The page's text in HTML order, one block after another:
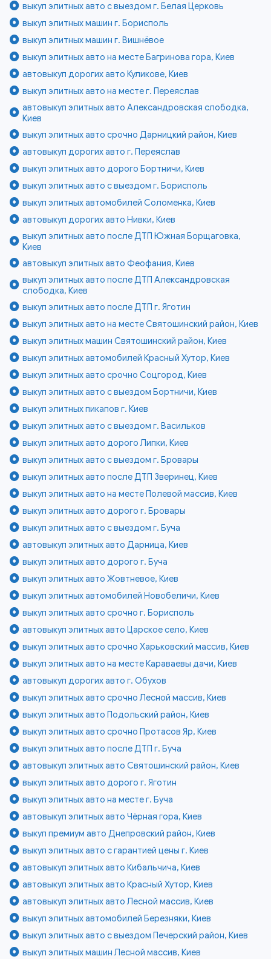
выкуп элитных авто с выездом г. Белая Церковь
выкуп элитных машин г. Борисполь
выкуп элитных машин г. Вишнёвое
выкуп элитных авто на месте Багринова гора, Киев
автовыкуп дорогих авто Куликове, Киев
выкуп элитных авто на месте г. Переяслав
автовыкуп элитных авто Александровская слободка,
Киев
выкуп элитных авто срочно Дарницкий район, Киев
автовыкуп дорогих авто г. Переяслав
выкуп элитных авто дорого Бортничи, Киев
выкуп элитных авто с выездом г. Борисполь
выкуп элитных автомобилей Соломенка, Киев
автовыкуп дорогих авто Нивки, Киев
выкуп элитных авто после ДТП Южная Борщаговка,
Киев
автовыкуп элитных авто Феофания, Киев
выкуп элитных авто после ДТП Александровская
слободка, Киев
выкуп элитных авто после ДТП г. Яготин
выкуп элитных авто на месте Святошинский район, Киев
выкуп элитных машин Святошинский район, Киев
выкуп элитных автомобилей Красный Хутор, Киев
выкуп элитных авто срочно Соцгород, Киев
выкуп элитных авто с выездом Бортничи, Киев
выкуп элитных пикапов г. Киев
выкуп элитных авто с выездом г. Васильков
выкуп элитных авто дорого Липки, Киев
выкуп элитных авто с выездом г. Бровары
выкуп элитных авто после ДТП Зверинец, Киев
выкуп элитных авто на месте Полевой массив, Киев
выкуп элитных авто дорого г. Бровары
выкуп элитных авто с выездом г. Буча
автовыкуп элитных авто Дарница, Киев
выкуп элитных авто дорого г. Буча
выкуп элитных авто Жовтневое, Киев
выкуп элитных автомобилей Новобеличи, Киев
выкуп элитных авто срочно г. Борисполь
автовыкуп элитных авто Царское село, Киев
выкуп элитных авто срочно Харьковский массив, Киев
выкуп элитных авто на месте Караваевы дачи, Киев
автовыкуп дорогих авто г. Обухов
выкуп элитных авто срочно Лесной массив, Киев
выкуп элитных авто Подольский район, Киев
выкуп элитных авто срочно Протасов Яр, Киев
выкуп элитных авто после ДТП г. Буча
автовыкуп элитных авто Святошинский район, Киев
выкуп элитных авто дорого г. Яготин
выкуп элитных авто на месте г. Буча
автовыкуп элитных авто Чёрная гора, Киев
выкуп премиум авто Днепровский район, Киев
выкуп элитных авто с гарантией цены г. Киев
автовыкуп элитных авто Кибальчича, Киев
автовыкуп элитных авто Красный Хутор, Киев
автовыкуп элитных авто Лесной массив, Киев
выкуп элитных автомобилей Березняки, Киев
выкуп элитных авто с выездом Печерский район, Киев
выкуп элитных машин Лесной массив, Киев